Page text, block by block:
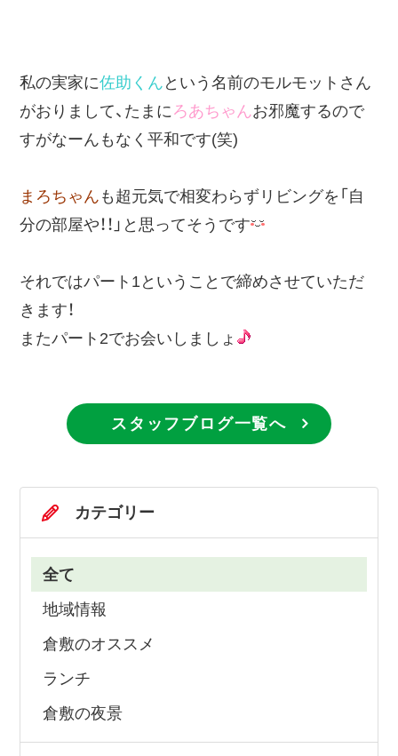
私の実家に佐助くん という名前のモルモットさん
がおりまして、たまにろあちゃんお邪魔するので
すがなーんもなく平和です(笑)
まろちゃん も超元気で相変わらずリビングを「自
分の部屋や！！」と思ってそうです
それではパート1ということで締めさせていただ
きます！
またパート2でお会いしましょ
スタッフブログ一覧へ
カテゴリー
全て
地域情報
倉敷のオススメ
ランチ
倉敷の夜景